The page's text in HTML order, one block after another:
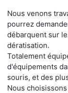
Nous venons
pourrez
débarquent sur
dératisation.
Totalement
d'équipements
souris, et des
Nous